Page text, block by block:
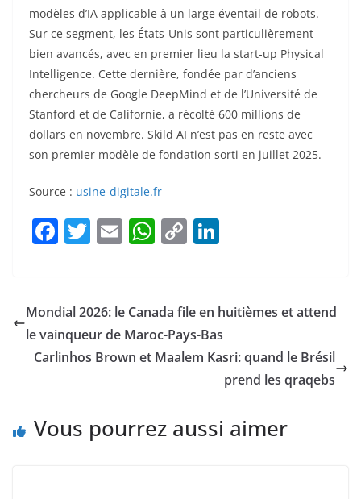
modèles d’IA applicable à un large éventail de robots.
Sur ce segment, les États-Unis sont particulièrement
bien avancés, avec en premier lieu la start-up Physical
Intelligence. Cette dernière, fondée par d’anciens
chercheurs de Google DeepMind et de l’Université de
Stanford et de Californie, a récolté 600 millions de
dollars en novembre. Skild AI n’est pas en reste avec
son premier modèle de fondation sorti en juillet 2025.
Source : usine-digitale.fr
F
e
b
o
T
er
E
l
W
s
A
p
C
y
Li
n
e
dI
n
Mondial 2026: le Canada file en huitièmes et attend
le vainqueur de Maroc-Pays-Bas
Carlinhos Brown et Maalem Kasri: quand le Brésil
prend les qraqebs
Vous pourrez aussi aimer